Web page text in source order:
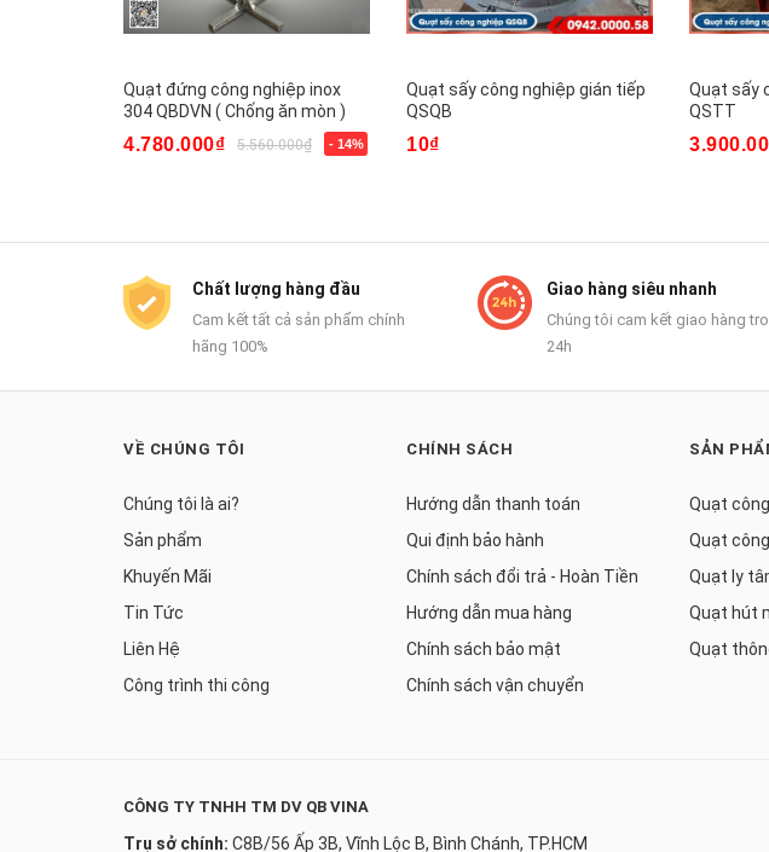
Quạt đứng công nghiệp inox
304 QBDVN ( Chống ăn mòn )
4.780.000₫ 5.560.000₫ - 14%
Quạt sấy công nghiệp gián tiếp
QSQB
10₫
Quạt sấy
QSTT
Chất lượng hàng đầu
Cam kết tất cả sản phẩm chính
hãng 100%
Giao hàng siêu nhanh
Chúng tôi cam kết giao hàng
24h
VỀ CHÚNG TÔI
Chúng tôi là ai?
Sản phẩm
Khuyến Mãi
Tin Tức
Liên Hệ
Công trình thi công
CHÍNH SÁCH
Hướng dẫn thanh toán
Qui định bảo hành
Chính sách đổi trả - Hoàn Tiền
Hướng dẫn mua hàng
Chính sách bảo mật
Chính sách vận chuyển
SẢN
Quạt
Quạt
Quạt ly
Quạt hút
Quạt
CÔNG TY TNHH TM DV QB VINA
Trụ sở chính: C8B/56 Ấp 3B, Vĩnh Lộc B, Bình Chánh, TP.HCM